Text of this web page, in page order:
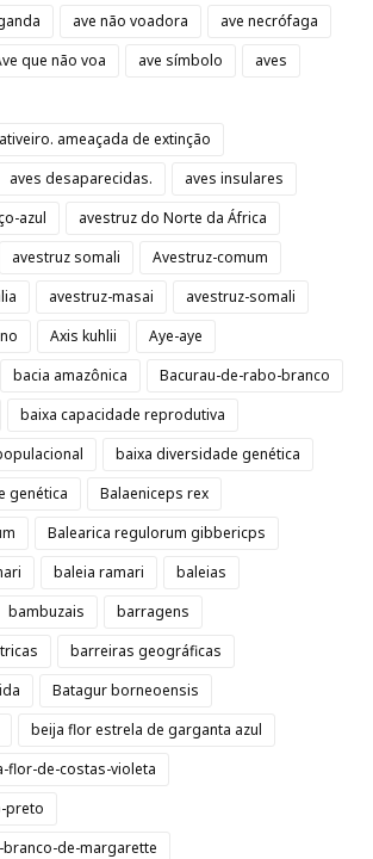
ave não voadora
ave necrófaga
que não voa ave símbolo
aves
ameaçada de extinção
aves desaparecidas.
aves insulares
azul
avestruz do Norte da África
avestruz somali
Avestruz-comum
avestruz-masai
avestruz-somali
Axis kuhlii
Aye-aye
bacia amazônica
Bacurau-de-rabo-branco
baixa capacidade reprodutiva
baixa diversidade genética
genética
Balaeniceps rex
Balearica regulorum gibbericps
baleia ramari
baleias
bambuzais
barragens
barreiras geográficas
Batagur borneoensis
beija flor estrela de garganta azul
flor-de-costas-violeta
preto
de-margarette